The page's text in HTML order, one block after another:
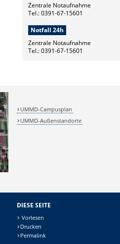
Zentrale Notaufnahme
Tel.: 0391-67-15601
Notfall 24h
Zentrale Notaufnahme
Tel.: 0391-67-15601
UMMD-Campusplan
UMMD-Außenstandorte
DIESE SEITE
Vorlesen
Drucken
Permalink